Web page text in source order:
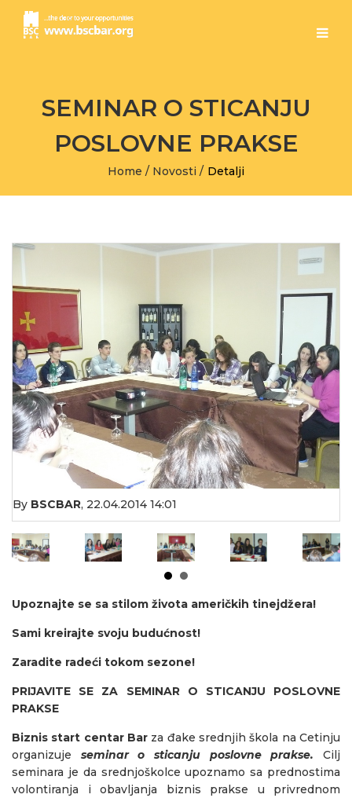
SEMINAR O STICANJU
POSLOVNE PRAKSE
Home / Novosti / Detalji
By BSCBAR, 22.04.2014 14:01
Upoznajte se sa stilom života američkih tinejdžera!
Sami kreirajte svoju budućnost!
Zaradite radeći tokom sezone!
PRIJAVITE SE ZA SEMINAR O STICANJU POSLOVNE
PRAKSE
Biznis start centar Bar za đake srednjih škola na Cetinju
organizuje seminar o sticanju poslovne prakse.Cilj
seminara je da srednjoškolce upoznamo sa prednostima
volontiranja i obavljanja biznis prakse u privrednom